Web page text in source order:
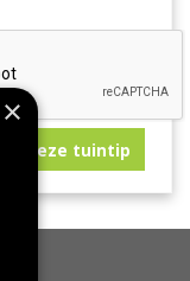
×